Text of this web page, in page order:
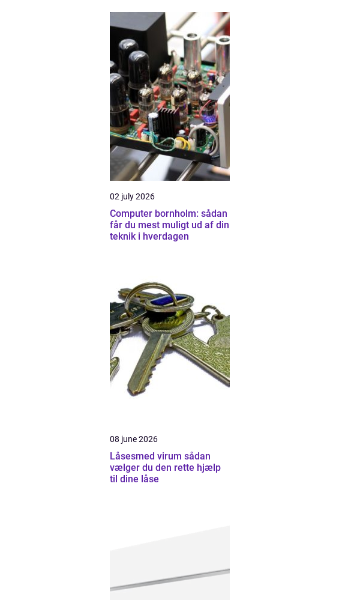
02 july 2026
Computer bornholm: sådan
får du mest muligt ud af din
teknik i hverdagen
08 june 2026
Låsesmed virum sådan
vælger du den rette hjælp
til dine låse